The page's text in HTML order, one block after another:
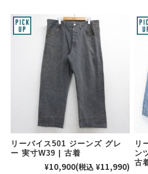
リーバイス501 ジーンズ グレ
ー 実寸W39 | 古着
¥10,900(税込 ¥11,990)
リ
ン
古